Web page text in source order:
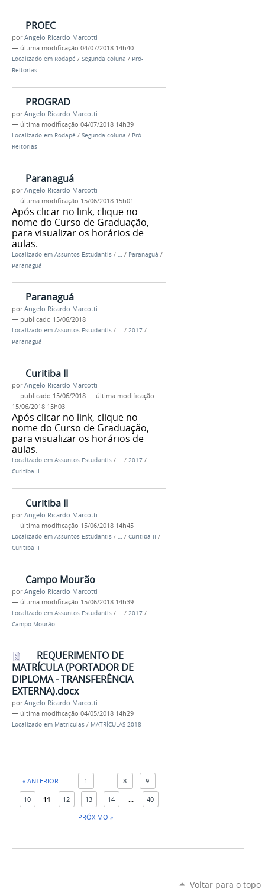
PROEC
porAngelo Ricardo Marcotti
— última modificação 04/07/2018 14h40
Localizado em Rodapé / Segunda coluna / Pró-
Reitorias
PROGRAD
porAngelo Ricardo Marcotti
— última modificação 04/07/2018 14h39
Localizado em Rodapé / Segunda coluna / Pró-
Reitorias
Paranaguá
porAngelo Ricardo Marcotti
— última modificação 15/06/2018 15h01
Após clicar no link, clique no
nome do Curso de Graduação,
para visualizar os horários de
aulas.
Localizado em Assuntos Estudantis / … / Paranaguá /
Paranaguá
Paranaguá
porAngelo Ricardo Marcotti
— publicado 15/06/2018
Localizado em Assuntos Estudantis / … / 2017 /
Paranaguá
Curitiba II
porAngelo Ricardo Marcotti
— publicado 15/06/2018 — última modificação
15/06/2018 15h03
Após clicar no link, clique no
nome do Curso de Graduação,
para visualizar os horários de
aulas.
Localizado em Assuntos Estudantis / … / 2017 /
Curitiba II
Curitiba II
porAngelo Ricardo Marcotti
— última modificação 15/06/2018 14h45
Localizado em Assuntos Estudantis / … / Curitiba II /
Curitiba II
Campo Mourão
porAngelo Ricardo Marcotti
— última modificação 15/06/2018 14h39
Localizado em Assuntos Estudantis / / 2017 /
Campo Mourão
REQUERIMENTO DE
MATRÍCULA (PORTADOR DE
DIPLOMA - TRANSFERÊNCIA
EXTERNA).docx
porAngelo Ricardo Marcotti
— última modificação 04/05/2018 14h29
Localizado em Matrículas / MATRÍCULAS 2018
« ANTERIOR 1 ... 8 9
10 11 12 13 14 ...
40
PRÓXIMO »
Voltar para o topo